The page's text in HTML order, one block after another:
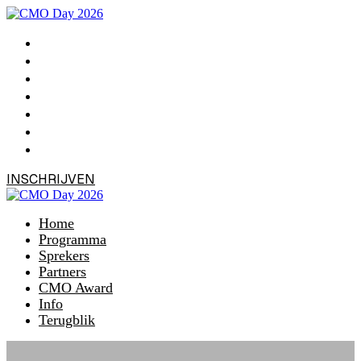
INSCHRIJVEN
Home
Programma
Sprekers
Partners
CMO Award
Info
Terugblik